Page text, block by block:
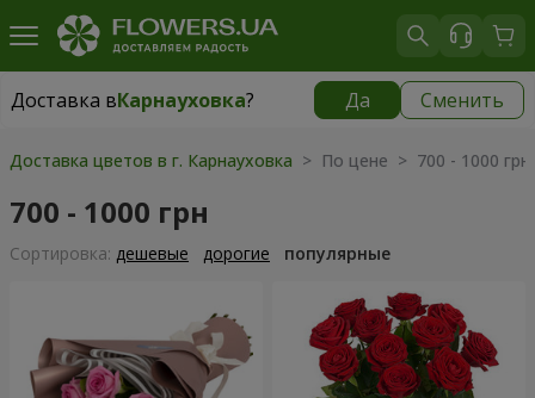
Доставка вКарнауховка? Да Сменить
Доставка вКарнауховка|
Доставка цветов в г. Карнауховка > По цене > 700 - 1000 грн
700 - 1000 грн
Cортировка: дешевые дорогие популярные